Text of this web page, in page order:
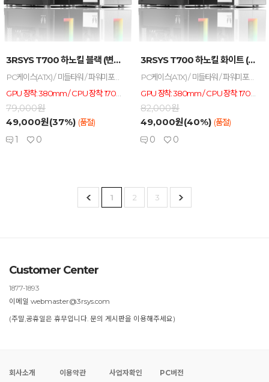
3RSYS T700 하노킬 블랙 (변심) 새상품과 ...
PC케이스(ATX) / 미들타워 / 파워미포함 / E-ATX / 표준-ATX / Micro-ATX / 표준-ITX / 수직 PCI슬롯: 슬롯변경형 / 쿨링팬: 총4개 / LED팬: 1개 / 측면: 강화유리 / 후면: 140mm LED x1 / 전면: 140mm x 3 / 너비(W): 233mm / 깊이(D): 473mm 이하 / 높이(H): 493mm / 파워 위치: 하단후면 / GPU 장착: 380mm / CPU 장착: 170mm / RGB 컨트롤 / LED 색상:
GPU 장착: 380mm / CPU 장착: 170mm
79,000원
49,000원(37%) (품절)
1 0
3RSYS T700 하노킬 화이트 (변심) 새상품과...
PC케이스(ATX) / 미들타워 / 파워미포함 / E-ATX / 표준-ATX / Micro-ATX / 표준-ITX / 수직 PCI슬롯: 슬롯변경형 / 쿨링팬: 총4개 / LED팬: 1개 / 측면: 강화유리 / 후면: 140mm LED x1 / 전면: 140mm x 3 / 너비(W): 233mm / 깊이(D): 473mm 이하 / 높이(H): 493mm / 파워 위치: 하단후면 / GPU 장착: 380mm / CPU 장착: 170mm / RGB 컨트롤 / LED 색상:
GPU 장착: 380mm / CPU 장착: 170mm
82,000원
49,000원(40%) (품절)
0 0
1 2 3
Customer Center
1877-1893
이메일 webmaster@3rsys.com
(주말,공휴일은 휴무입니다. 문의 게시판을 이용해주세요)
회사소개 이용약관 사업자확인 PC버전